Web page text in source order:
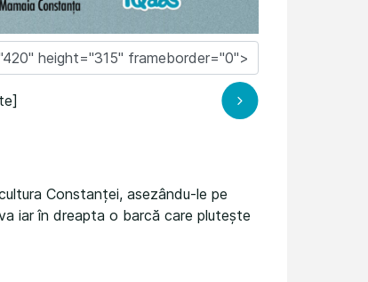
Constanței, asezându-le pe
iar în dreapta o barcă care plutește